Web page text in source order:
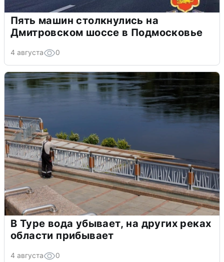
Пять машин столкнулись на
Дмитровском шоссе в Подмосковье
4 августа 0
В Туре вода убывает, на других реках
области прибывает
4 августа 0